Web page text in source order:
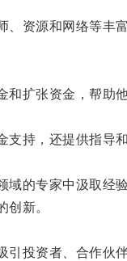
资源和网络等丰富
扩张资金，帮助他
持，还提供指导和
的专家中汲取经验
新。
投资者、合作伙伴